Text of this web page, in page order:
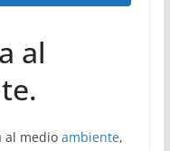
al
al medio ambiente,